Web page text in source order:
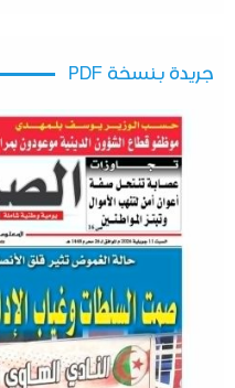
جريدة بنسخة PDF